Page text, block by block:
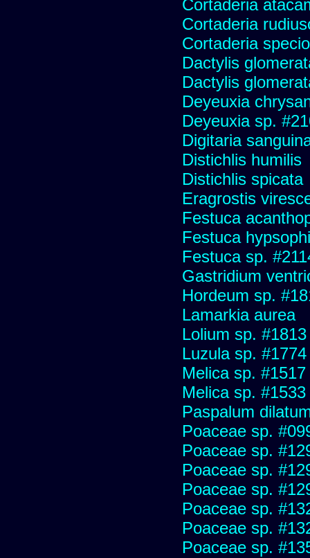
Cortaderia
Cortaderia
Cortaderia
Dactylis
Dactylis
Deyeuxia
Deyeuxia sp.
Digitaria
Distichlis humilis
Distichlis spicata
Eragrostis
Festuca
Festuca
Festuca sp.
Gastridium
Hordeum sp.
Lamarkia aurea
Lolium sp. #1813
Luzula sp. #1774
Melica sp. #1517
Melica sp. #1533
Paspalum
Poaceae sp.
Poaceae sp.
Poaceae sp.
Poaceae sp.
Poaceae sp.
Poaceae sp.
Poaceae sp.